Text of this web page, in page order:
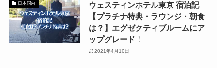
日本国内
ウェスティンホテル東京 宿泊記
【プラチナ特典・ラウンジ・朝食
は？】エグゼクティブルームにア
ップグレード！
2021年4月10日